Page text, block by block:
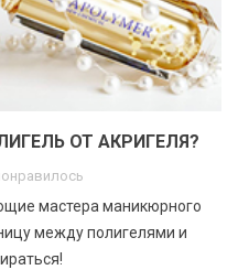
ОТ АКРИГЕЛЯ?
мастера маникюрного
между полигелями и